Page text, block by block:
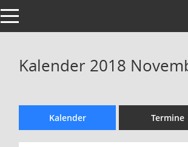
Toggle navigation
Kalender 2018
Kalender Termine